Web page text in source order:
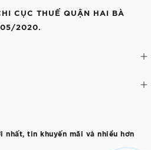
CỤC THUẾ QUẬN HAI BÀ
05/2020.
nhất, tin khuyến mãi và nhiều hơn